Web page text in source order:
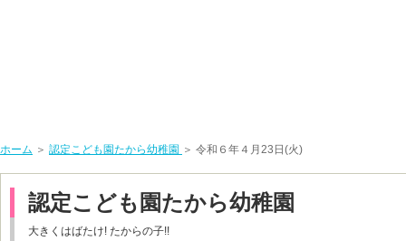
ホーム ＞ 認定こども園たから幼稚園 ＞ 令和６年４月23日(火)
認定こども園たから幼稚園
大きくはばたけ! たからの子!!